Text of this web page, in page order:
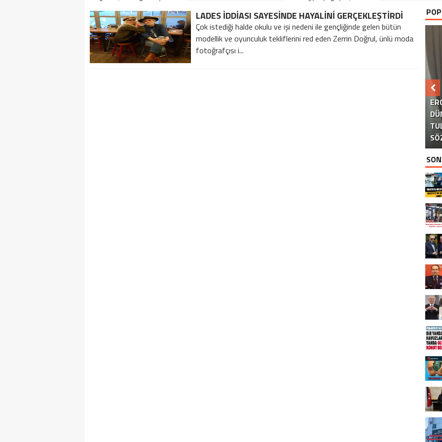
Soruşturma Dosyalarına
Yansıdı!
Okurla Buluştu
LADES İDDİASI SAYESİNDE HAYALİNİ GERÇEKLEŞTİRDİ
Çok istediği halde okulu ve işi nedeni ile gençliğinde gelen bütün
modellik ve oyunculuk tekliflerini red eden Zerrin Doğrul, ünlü moda
fotoğrafçısı i...